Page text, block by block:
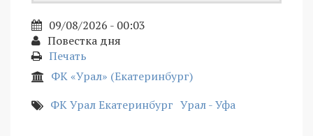
09/08/2026 - 00:03
Повестка дня
Печать
ФК «Урал» (Екатеринбург)
ФК Урал Екатеринбург Урал - Уфа